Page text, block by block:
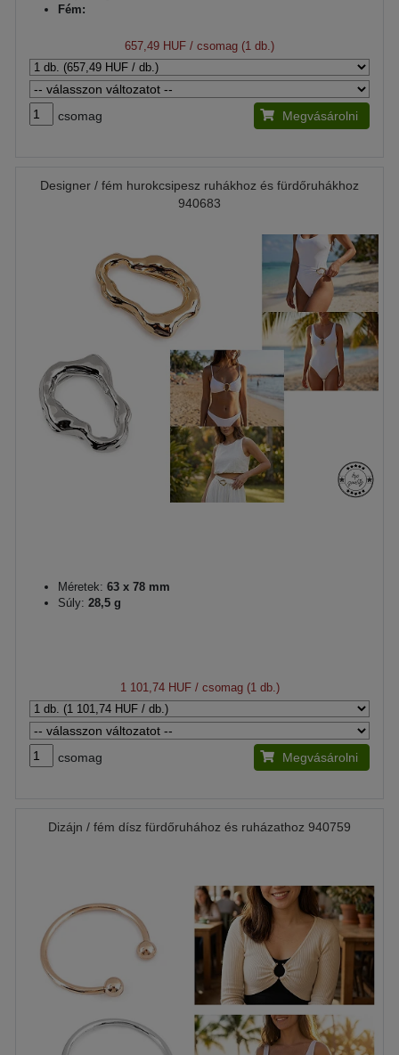
Fém:
657,49 HUF / csomag (1 db.)
csomag Megvásárolni
Designer / fém hurokcsipesz ruhákhoz és fürdőruhákhoz
940683
Méretek: 63 x 78 mm
Súly: 28,5 g
1 101,74 HUF/ csomag (1 db.)
csomag Megvásárolni
Dizájn / fém dísz fürdőruhához és ruházathoz 940759